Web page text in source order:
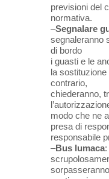
previsioni del
normativa.
–Segnalare
segnaleranno
di bordo
i guasti e le
la
contrario,
chiederanno,
modo che ne
presa di
responsabile
–Bus lumaca: